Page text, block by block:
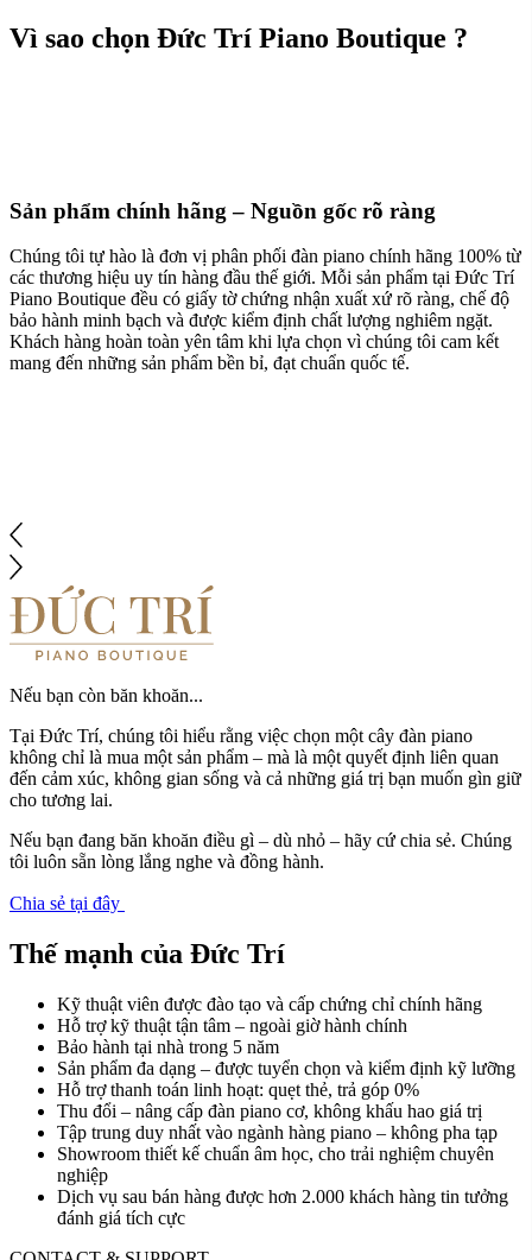
Vì sao chọn Đức Trí Piano Boutique ?
Sản phẩm chính hãng – Nguồn gốc rõ ràng
Chúng tôi tự hào là đơn vị phân phối đàn piano chính hãng 100% từ
các thương hiệu uy tín hàng đầu thế giới. Mỗi sản phẩm tại Đức Trí
Piano Boutique đều có giấy tờ chứng nhận xuất xứ rõ ràng, chế độ
bảo hành minh bạch và được kiểm định chất lượng nghiêm ngặt.
Khách hàng hoàn toàn yên tâm khi lựa chọn vì chúng tôi cam kết
mang đến những sản phẩm bền bỉ, đạt chuẩn quốc tế.
Nếu bạn còn băn khoăn...
Tại Đức Trí, chúng tôi hiểu rằng việc chọn một cây đàn piano
không chỉ là mua một sản phẩm – mà là một quyết định liên quan
đến cảm xúc, không gian sống và cả những giá trị bạn muốn gìn giữ
cho tương lai.
Nếu bạn đang băn khoăn điều gì – dù nhỏ – hãy cứ chia sẻ. Chúng
tôi luôn sẵn lòng lắng nghe và đồng hành.
Chia sẻ tại đây
Thế mạnh của Đức Trí
Kỹ thuật viên được đào tạo và cấp chứng chỉ chính hãng
Hỗ trợ kỹ thuật tận tâm – ngoài giờ hành chính
Bảo hành tại nhà trong 5 năm
Sản phẩm đa dạng – được tuyển chọn và kiểm định kỹ lưỡng
Hỗ trợ thanh toán linh hoạt: quẹt thẻ, trả góp 0%
Thu đổi – nâng cấp đàn piano cơ, không khấu hao giá trị
Tập trung duy nhất vào ngành hàng piano – không pha tạp
Showroom thiết kế chuẩn âm học, cho trải nghiệm chuyên
nghiệp
Dịch vụ sau bán hàng được hơn 2.000 khách hàng tin tưởng
đánh giá tích cực